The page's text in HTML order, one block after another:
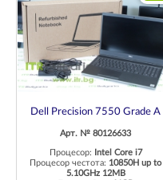
Dell Precision 7550 Grade A
Арт. № 80126633
Процесор:
Intel Core i7
Процесор честота: 10850H up to
5.10GHz 12MB